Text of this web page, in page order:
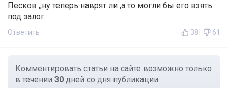
Песков ,,ну теперь наврят ли ,а то могли бы его взять
под залог.
Ответить 38 61
Комментировать статьи на сайте возможно только
в течении 30 дней со дня публикации.